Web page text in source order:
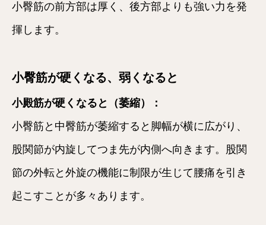
小臀筋の前方部は厚く、後方部よりも強い力を発
揮します。
小臀筋が硬くなる、弱くなると
小殿筋が硬くなると（萎縮）：
小臀筋と中臀筋が萎縮すると脚幅が横に広がり、
股関節が内旋してつま先が内側へ向きます。股関
節の外転と外旋の機能に制限が生じて腰痛を引き
起こすことが多々あります。